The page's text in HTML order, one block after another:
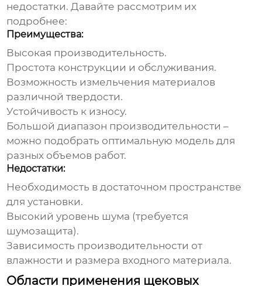
недостатки. Давайте рассмотрим их
подробнее:
Преимущества:
Высокая производительность.
Простота конструкции и обслуживания.
Возможность измельчения материалов
различной твердости.
Устойчивость к износу.
Большой диапазон производительности –
можно подобрать оптимальную модель для
разных объемов работ.
Недостатки:
Необходимость в достаточном пространстве
для установки.
Высокий уровень шума (требуется
шумозащита).
Зависимость производительности от
влажности и размера входного материала.
Области применения щековых